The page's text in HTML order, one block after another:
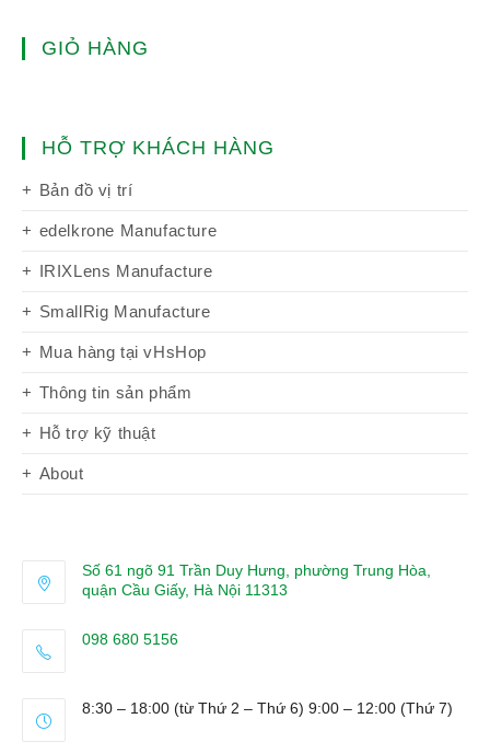
GIỎ HÀNG
HỖ TRỢ KHÁCH HÀNG
Bản đồ vị trí
edelkrone Manufacture
IRIXLens Manufacture
SmallRig Manufacture
Mua hàng tại vHsHop
Thông tin sản phẩm
Hỗ trợ kỹ thuật
About
Số 61 ngõ 91 Trần Duy Hưng, phường Trung Hòa,
quận Cầu Giấy, Hà Nội 11313
098 680 5156
your
8:30 – 18:00 (từ Thứ 2 – Thứ 6) 9:00 – 12:00 (Thứ 7)